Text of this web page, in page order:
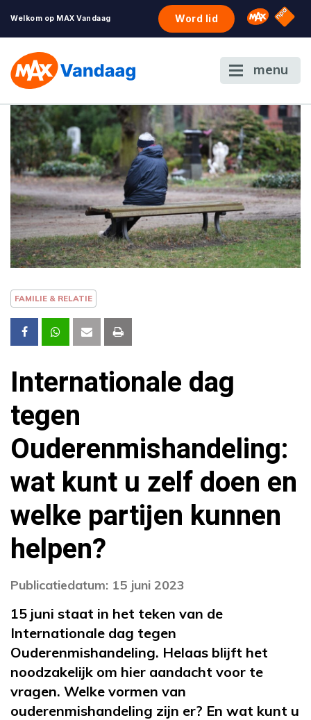
Welkom op MAX Vandaag Word lid Omroep
NPO
menu
FAMILIE & RELATIE
Internationale dag
tegen
Ouderenmishandeling:
wat kunt u zelf doen en
welke partijen kunnen
helpen?
Publicatiedatum: 15 juni 2023
15 juni staat in het teken van de
Internationale dag tegen
Ouderenmishandeling. Helaas blijft het
noodzakelijk om hier aandacht voor te
vragen. Welke vormen van
ouderenmishandeling zijn er? En wat kunt u